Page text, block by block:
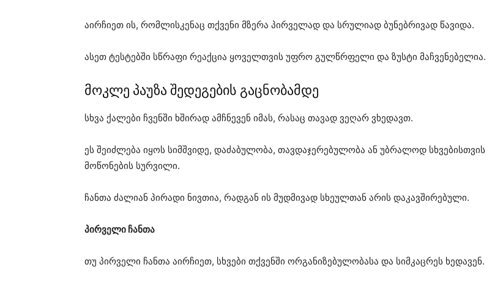
აირჩიეთ ის, რომლისკენაც თქვენი მზერა პირველად და სრულიად ბუნებრივად წავიდა.
ასეთ ტესტებში სწრაფი რეაქცია ყოველთვის უფრო გულწრფელი და ზუსტი მაჩვენებელია.
მოკლე პაუზა შედეგების გაცნობამდე
სხვა ქალები ჩვენში ხშირად ამჩნევენ იმას, რასაც თავად ვეღარ ვხედავთ.
ეს შეიძლება იყოს სიმშვიდე, დაძაბულობა, თავდაჯერებულობა ან უბრალოდ სხვებისთვის
მოწონების სურვილი.
ჩანთა ძალიან პირადი ნივთია, რადგან ის მუდმივად სხეულთან არის დაკავშირებული.
პირველი ჩანთა
თუ პირველი ჩანთა აირჩიეთ, სხვები თქვენში ორგანიზებულობასა და სიმკაცრეს ხედავენ.